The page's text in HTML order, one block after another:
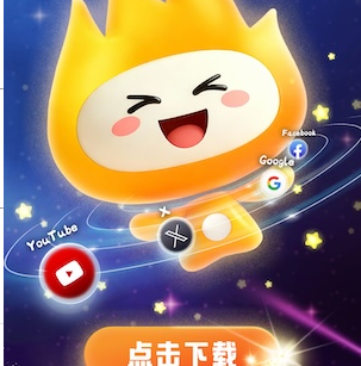
反对 [0]
支持[0] 反对[0]